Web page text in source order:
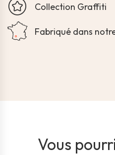
Collection Graffiti
Fabriqué dans
Vous